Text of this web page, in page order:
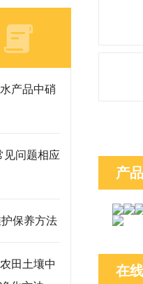
产品中硝
见问题相应
保养方法
田土壤中
产
在